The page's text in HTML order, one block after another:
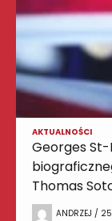
AKTUALNOŚCI
Georges
Thomas
ANDRZEJ /